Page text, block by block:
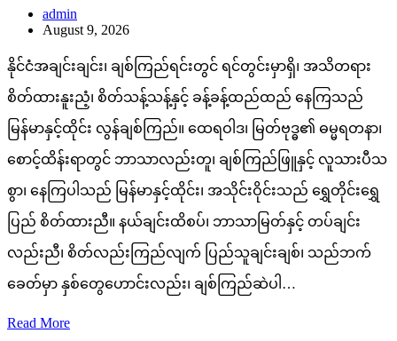
admin
August 9, 2026
နိုင်ငံအချင်းချင်း၊ ချစ်ကြည်ရင်းတွင် ရင်တွင်းမှာရှိ၊ အသိတရား
စိတ်ထားနူးညံ့၊ စိတ်သန့်သန့်နှင့် ခန့်ခန့်ထည်ထည် နေကြသည်
မြန်မာနှင့်ထိုင်း လွန်ချစ်ကြည်။ ထေရဝါဒ၊ မြတ်ဗုဒ္ဓ၏ ဓမ္မရတနာ၊
စောင့်ထိန်းရာတွင် ဘာသာလည်းတူ၊ ချစ်ကြည်ဖြူနှင့် လူသားပီသ
စွာ၊ နေကြပါသည် မြန်မာနှင့်ထိုင်း၊ အသိုင်းဝိုင်းသည် ရွှေတိုင်းရွှေ
ပြည် စိတ်ထားညီ။ နယ်ချင်းထိစပ်၊ ဘာသာမြတ်နှင့် တပ်ချင်း
လည်းညီ၊ စိတ်လည်းကြည်လျက် ပြည်သူချင်းချစ်၊ သည်ဘက်
ခေတ်မှာ နှစ်တွေဟောင်းလည်း၊ ချစ်ကြည်ဆဲပါ…
Read More